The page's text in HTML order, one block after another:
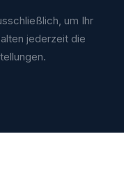
um Ihr
jederzeit die